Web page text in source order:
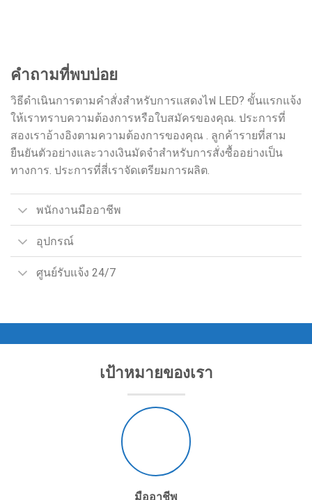
คำถามที่พบบ่อย
วิธีดำเนินการตามคำสั่งสำหรับการแสดงไฟ LED? ขั้นแรกแจ้ง
ให้เราทราบความต้องการหรือใบสมัครของคุณ. ประการที่
สองเราอ้างอิงตามความต้องการของคุณ . ลูกค้ารายที่สาม
ยืนยันตัวอย่างและวางเงินมัดจำสำหรับการสั่งซื้ออย่างเป็น
ทางการ. ประการที่สี่เราจัดเตรียมการผลิต.
พนักงานมืออาชีพ
อุปกรณ์
ศูนย์รับแจ้ง 24/7
เป้าหมายของเรา
มืออาชีพ